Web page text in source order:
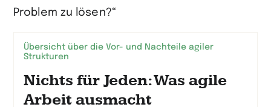
Problem zu lösen?“
Übersicht über die Vor- und Nachteile agiler
Strukturen
Nichts für Jeden: Was agile
Arbeit ausmacht